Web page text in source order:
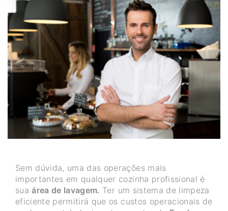
Sem dúvida, uma das operações mais
importantes em qualquer cozinha profissional é
suaárea de lavagem. Ter um sistema de limpeza
eficiente permitirá que os custos operacionais de